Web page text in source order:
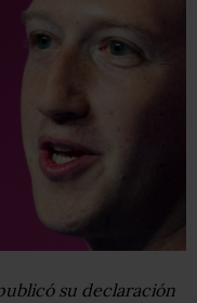
su declaración